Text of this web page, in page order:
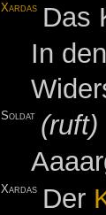
Xardas Das
In
Soldat (ruft)
Xardas Der